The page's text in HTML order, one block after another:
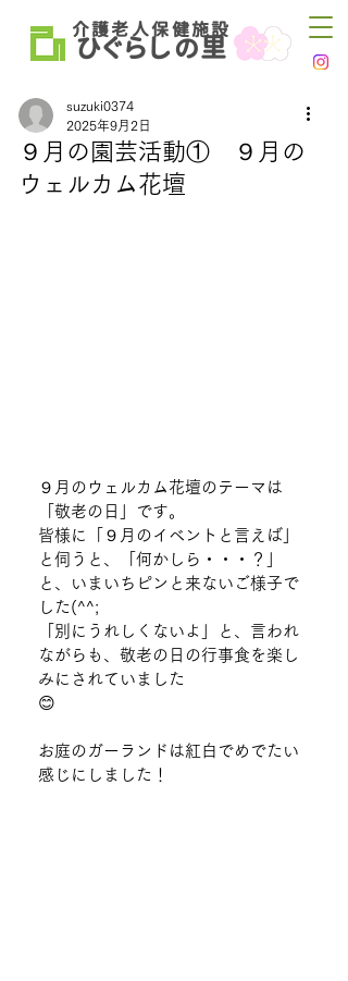
介 護 老 人 保 健 施 設
ひぐらしの里
９月の園芸活動① ９月の
ウェルカム花壇
suzuki0374
2025年9月2日
９月のウェルカム花壇のテーマは
「敬老の日」です。
皆様に「９月のイベントと言えば」
と伺うと、「何かしら・・・？」
と、いまいちピンと来ないご様子で
した(^^;
「別にうれしくないよ」と、言われ
ながらも、敬老の日の行事食を楽し
みにされていました
😊
お庭のガーランドは紅白でめでたい
感じにしました！